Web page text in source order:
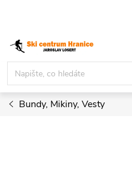
obsah
Bundy, Mikiny, Vesty